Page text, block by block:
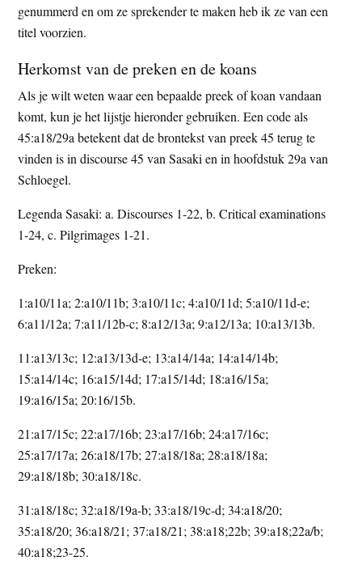
genummerd en om ze sprekender te maken heb ik ze van een
titel voorzien.
Herkomst van de preken en de koans
Als je wilt weten waar een bepaalde preek of koan vandaan
komt, kun je het lijstje hieronder gebruiken. Een code als
45:a18/29a betekent dat de brontekst van preek 45 terug te
vinden is in discourse 45 van Sasaki en in hoofdstuk 29a van
Schloegel.
Legenda Sasaki: a. Discourses 1-22, b. Critical examinations
1-24, c. Pilgrimages 1-21.
Preken:
1:a10/11a; 2:a10/11b; 3:a10/11c; 4:a10/11d; 5:a10/11d-e;
6:a11/12a; 7:a11/12b-c; 8:a12/13a; 9:a12/13a; 10:a13/13b.
11:a13/13c; 12:a13/13d-e; 13:a14/14a; 14:a14/14b;
15:a14/14c; 16:a15/14d; 17:a15/14d; 18:a16/15a;
19:a16/15a; 20:16/15b.
21:a17/15c; 22:a17/16b; 23:a17/16b; 24:a17/16c;
25:a17/17a; 26:a18/17b; 27:a18/18a; 28:a18/18a;
29:a18/18b; 30:a18/18c.
31:a18/18c; 32:a18/19a-b; 33:a18/19c-d; 34:a18/20;
35:a18/20; 36:a18/21; 37:a18/21; 38:a18;22b; 39:a18;22a/b;
40:a18;23-25.